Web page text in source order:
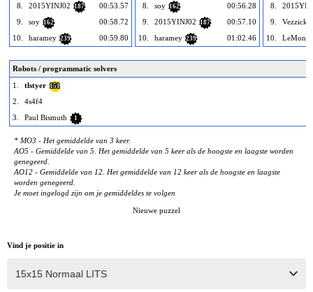
8.
2015YINJ02 187
00:53.57
9.
soy 162
00:58.72
10.
haramey 239 00:59.80
8.
soy 162
00:56.28
9.
2015YINJ02 187
00:57.10
10.
haramey 239 01:02.46
8.
9.
Vezzick
10.
Robots / programmatic solvers
1.
tlstyer 151
2.
4s4f4
3.
Paul Bismuth 1
* MO3 - Het gemiddelde van 3 keer.
AO5 - Gemiddelde van 5. Het gemiddelde van 5 keer als de hoogste en laagste worden
genegeerd.
AO12 - Gemiddelde van 12. Het gemiddelde van 12 keer als de hoogste en laagste
worden genegeerd.
Je moet ingelogd zijn om je gemiddeldes te volgen
Nieuwe puzzel
Vind je positie in